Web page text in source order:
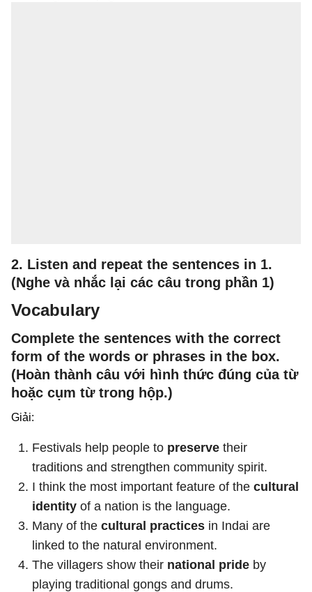
2. Listen and repeat the sentences in 1.
(Nghe và nhắc lại các câu trong phần 1)
Vocabulary
Complete the sentences with the correct
form of the words or phrases in the box.
(Hoàn thành câu với hình thức đúng của từ
hoặc cụm từ trong hộp.)
Giải:
Festivals help people to preserve their
traditions and strengthen community spirit.
I think the most important feature of the cultural
identity of a nation is the language.
Many of the cultural practices in Indai are
linked to the natural environment.
The villagers show their national pride by
playing traditional gongs and drums.